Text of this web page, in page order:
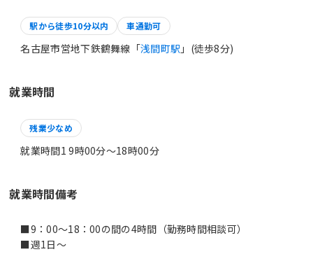
駅から徒歩10分以内 車通勤可
名古屋市営地下鉄鶴舞線「浅間町駅 」(徒歩8分)
就業時間
残業少なめ
就業時間1 9時00分〜18時00分
就業時間備考
■9：00～18：00の間の4時間（勤務時間相談可）
■週1日～